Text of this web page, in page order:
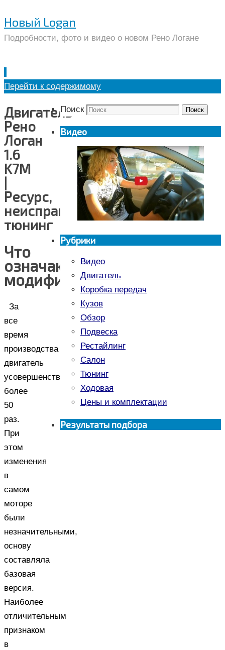
Новый Logan
Подробности, фото и видео о новом Рено Логане
Перейти к содержимому
Двигатель
Рено
Логан
1.6
K7M
Ресурс,
неисправности,
тюнинг
Что
означают
модификации
За
все
время
производства
двигатель
усовершенствовался
более
50
раз.
При
этом
изменения
в
самом
моторе
были
незначительными,
основу
составляла
базовая
версия.
Наиболее
отличительным
признаком
в
Поиск Поиск
Видео
Рубрики
Видео
Двигатель
Коробка передач
Кузов
Обзор
Подвеска
Рестайлинг
Салон
Тюнинг
Ходовая
Цены и комплектации
Результаты подбора